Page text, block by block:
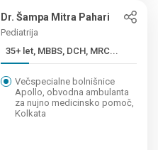
Dr. Šampa Mitra Pahari
Pediatrija
35+ let, MBBS, DCH, MRC...
Večspecialne bolnišnice
Apollo, obvodna ambulanta
za nujno medicinsko pomoč,
Kolkata